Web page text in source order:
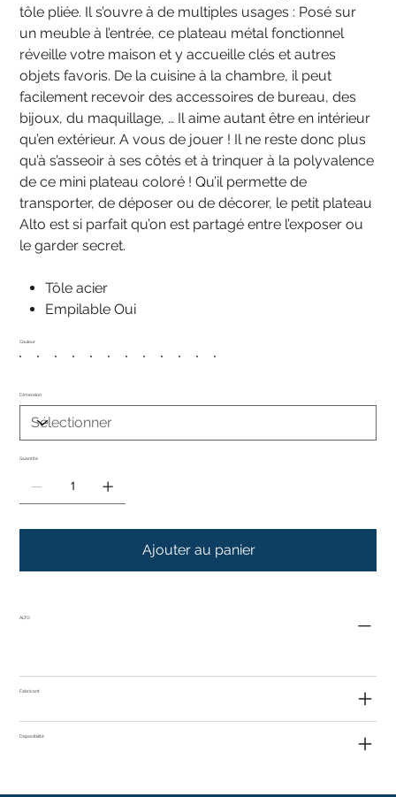
tôle pliée. Il s’ouvre à de multiples usages : Posé sur
un meuble à l’entrée, ce plateau métal fonctionnel
réveille votre maison et y accueille clés et autres
objets favoris. De la cuisine à la chambre, il peut
facilement recevoir des accessoires de bureau, des
bijoux, du maquillage, … Il aime autant être en intérieur
qu’en extérieur. A vous de jouer ! Il ne reste donc plus
qu’à s’asseoir à ses côtés et à trinquer à la polyvalence
de ce mini plateau coloré ! Qu’il permette de
transporter, de déposer ou de décorer, le petit plateau
Alto est si parfait qu’on est partagé entre l’exposer ou
le garder secret.
Tôle acier
Empilable Oui
Couleur
Dimension
Quantité
Ajouter au panier
ALTO
Fabricant
Disponibilité